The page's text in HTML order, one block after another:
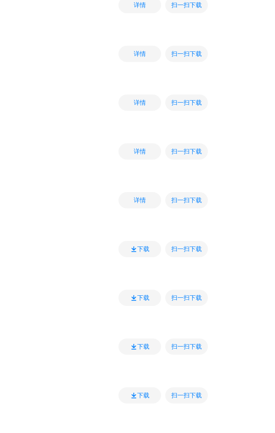
详情 扫一扫下载
详情 扫一扫下载
详情 扫一扫下载
详情 扫一扫下载
详情 扫一扫下载
下载 扫一扫下载
下载 扫一扫下载
下载 扫一扫下载
下载 扫一扫下载